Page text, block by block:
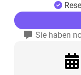
Sie haben